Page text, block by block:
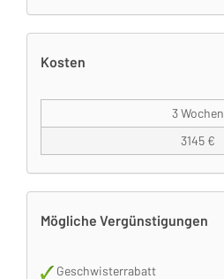
Kosten
3 Wochen
3145 €
Mögliche Vergünstigungen
Geschwisterrabatt